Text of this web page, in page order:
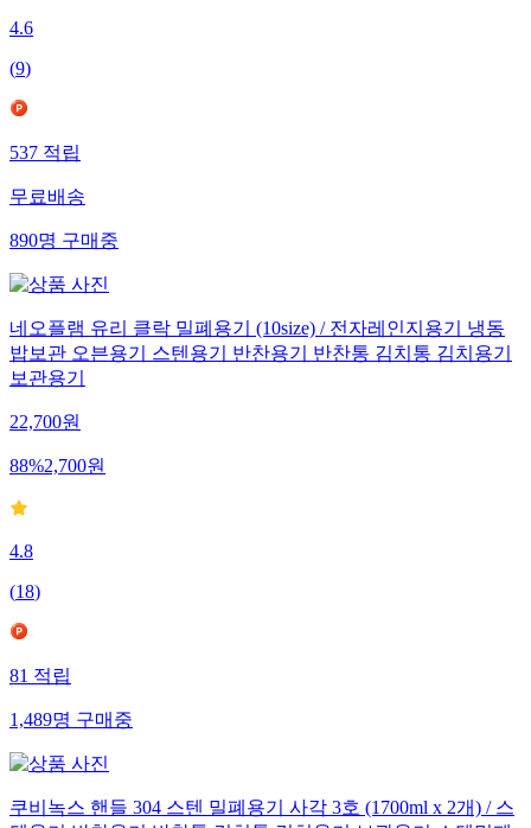
4.6
(9)
537적립
무료배송
890명구매중
네오플램 유리 클락 밀폐용기 (10size) / 전자레인지용기 냉동
밥보관 오븐용기 스텐용기 반찬용기 반찬통 김치통 김치용기
보관용기
22,700원
88%2,700원
4.8
(18)
81적립
1,489명구매중
쿠비녹스 핸들 304 스텐 밀폐용기 사각 3호 (1700ml x 2개) / 스